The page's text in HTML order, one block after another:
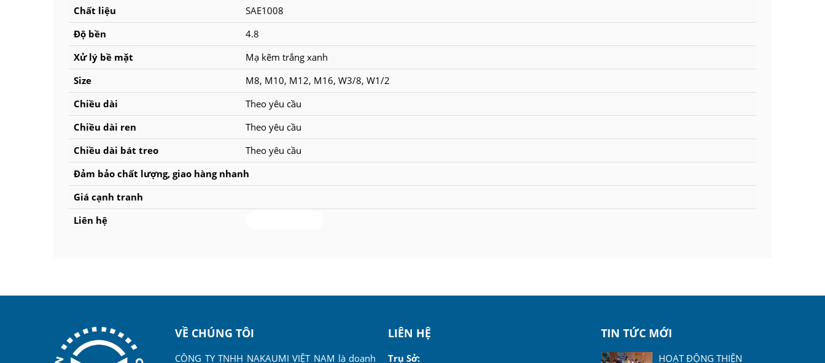
Chất liệu
SAE1008
Độ bền
4.8
Xử lý bề mặt
Mạ kẽm trắng xanh
Size
M8, M10, M12, M16, W3/8, W1/2
Chiều dài
Theo yêu cầu
Chiều dài ren
Theo yêu cầu
Chiều dài bát treo
Theo yêu cầu
Đảm bảo chất lượng, giao hàng nhanh
Giá cạnh tranh
Liên hệ
VỀ CHÚNG TÔI
CÔNG TY TNHH NAKAUMI VIỆT NAM là doanh
LIÊN HỆ
Trụ Sở:
TIN TỨC MỚI
HOẠT ĐỘNG THIỆN